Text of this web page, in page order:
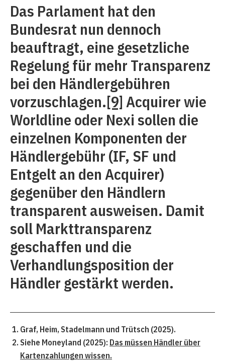
Das Parlament hat den
Bundesrat nun dennoch
beauftragt, eine gesetzliche
Regelung für mehr Transparenz
bei den Händlergebühren
vorzuschlagen.[9] Acquirer wie
Worldline oder Nexi sollen die
einzelnen Komponenten der
Händlergebühr (IF, SF und
Entgelt an den Acquirer)
gegenüber den Händlern
transparent ausweisen. Damit
soll Markttransparenz
geschaffen und die
Verhandlungsposition der
Händler gestärkt werden.
Graf, Heim, Stadelmann und Trütsch (2025).
Siehe Moneyland (2025): Das müssen Händler über
Kartenzahlungen wissen.